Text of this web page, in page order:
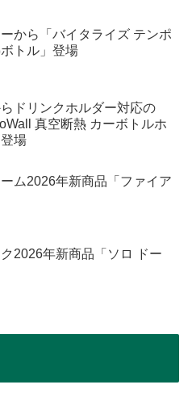
から「バイタライズ テンポ
トル」登場
ドリンクホルダー対応の
真空断熱 カーボトルホ
場
ム2026年新商品「ファイア
2026年新商品「ソロ ドー